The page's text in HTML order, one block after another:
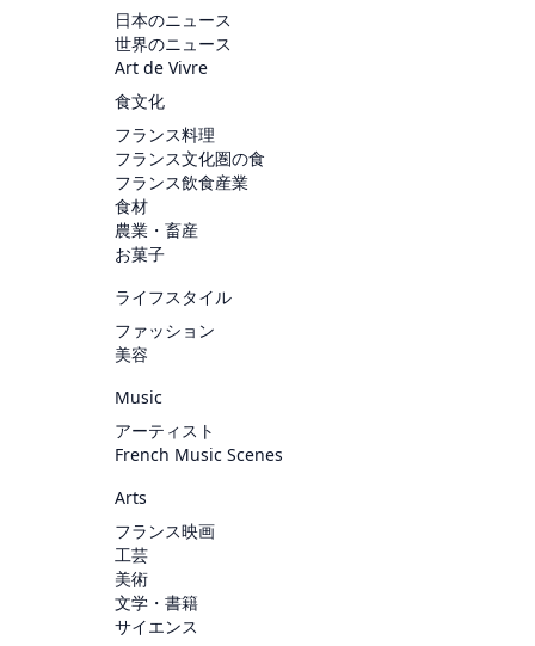
日本のニュース
世界のニュース
Art de Vivre
食文化
フランス料理
フランス文化圏の食
フランス飲食産業
食材
農業・畜産
お菓子
ライフスタイル
ファッション
美容
Music
アーティスト
French Music Scenes
Arts
フランス映画
工芸
美術
文学・書籍
サイエンス